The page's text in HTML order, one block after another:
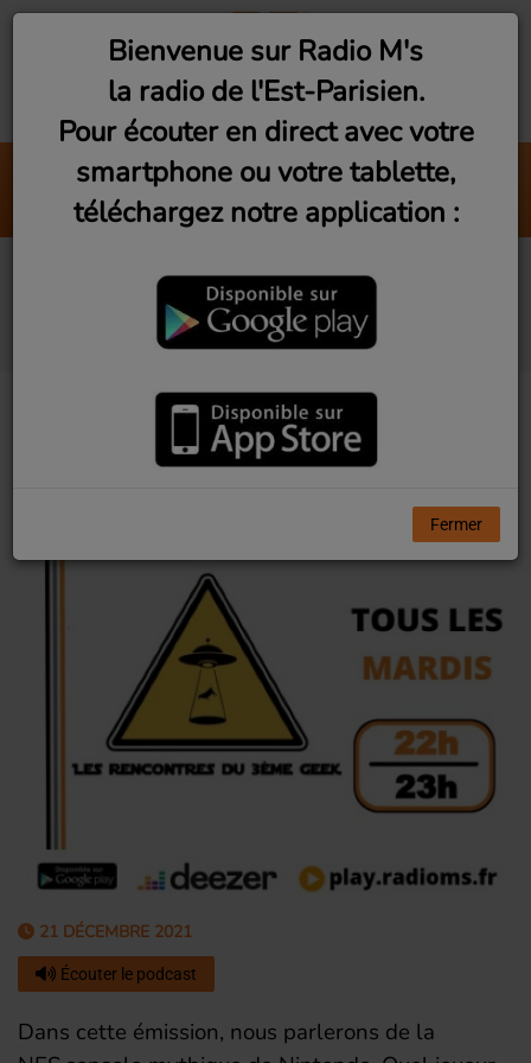
Winter Winds
LNWR
Les Rencontres du
3ème Geek S2Ep2
21 DÉCEMBRE 2021
Écouter le podcast
Dans cette émission, nous parlerons de la
Bienvenue sur Radio M's
la radio de l'Est-Parisien.
Pour écouter en direct avec votre
smartphone ou votre tablette,
téléchargez notre application :
Fermer